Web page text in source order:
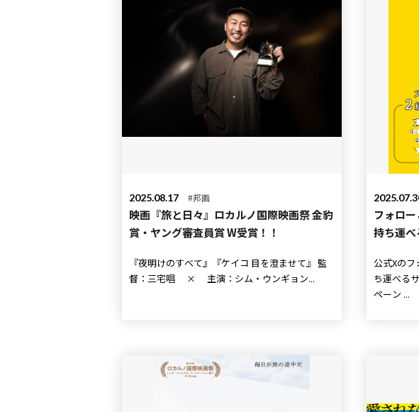
2025.08.17 #邦画
映画『旅と日々』ロカルノ国際映画祭 金豹
賞・ヤング審査員賞 W受賞！！
『夜明けのすべて』『ケイコ 目を澄ませて』 監
督：三宅唱 × 主演：シム・ウンギョン...
フォロ
持ち運
公式Xのフォ
ち運べるサイズに』 完成
ペーン ...